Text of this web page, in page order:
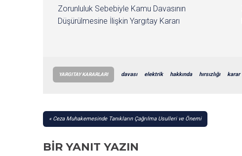
Zorunluluk Sebebiyle Kamu Davasının
Düşürülmesine İlişkin Yargıtay Kararı
YARGITAY KARARLARI davası elektrik hakkında hırsızlığı karar
YAZI
Ceza Muhakemesinde Tanıkların Çağrılma Usulleri ve Önemi
BIR YANIT YAZIN